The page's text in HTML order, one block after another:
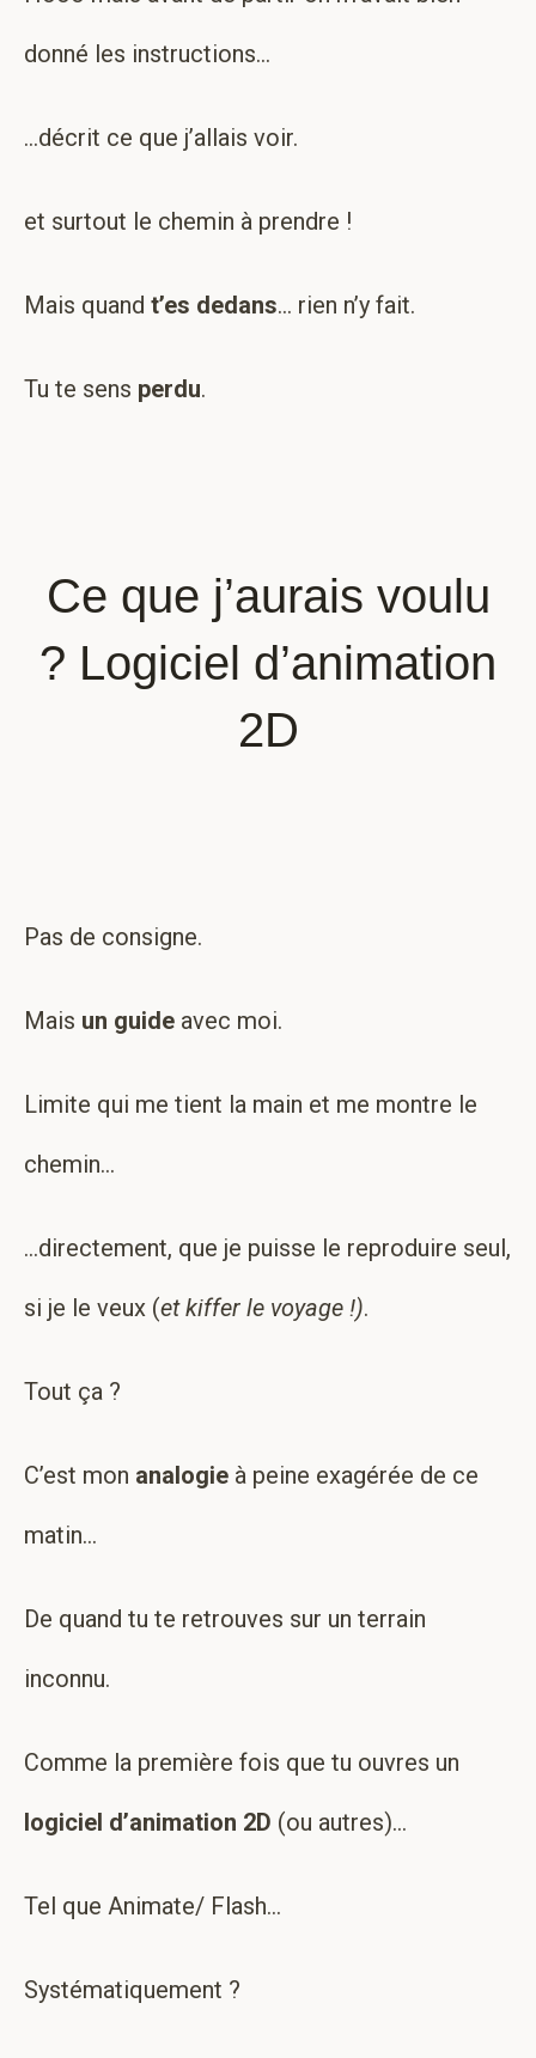
donné les instructions…
…décrit ce que j’allais voir.
et surtout le chemin à prendre !
Mais quand t’es dedans… rien n’y fait.
Tu te sens perdu.
Ce que j’aurais voulu
? Logiciel d’animation
2D
Pas de consigne.
Mais un guide avec moi.
Limite qui me tient la main et me montre le
chemin…
…directement, que je puisse le reproduire seul,
si je le veux (et kiffer le voyage !).
Tout ça ?
C’est mon analogie à peine exagérée de ce
matin…
De quand tu te retrouves sur un terrain
inconnu.
Comme la première fois que tu ouvres un
logiciel d’animation 2D (ou autres)…
Tel que Animate/ Flash…
Systématiquement ?